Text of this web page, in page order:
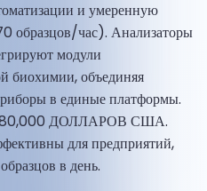
и умеренную
образцов/час). Анализаторы
модули
биохимии, объединяя
в единые платформы.
ДОЛЛАРОВ США.
для предприятий,
в день.